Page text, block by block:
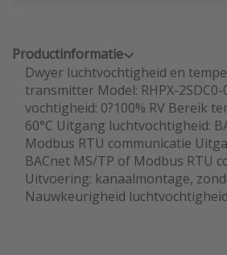
Productinformatie
Dwyer luchtvochtigheid en
transmitter Model: RHPX-
vochtigheid: 0?100% RV Bereik
60°C Uitgang luchtvochtigheid:
Modbus RTU communicatie
BACnet MS/TP of Modbus RTU
Uitvoering: kanaalmontage,
Nauwkeurigheid